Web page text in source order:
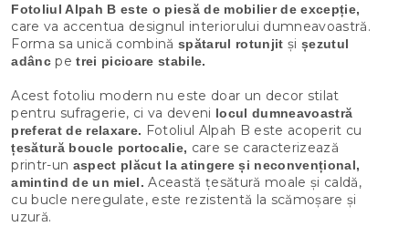
Fotoliul Alpah B este o piesă de mobilier de excepție,
care va accentua designul interiorului dumneavoastră.
Forma sa unică combină spătarul rotunjit și șezutul
adâncpetrei picioare stabile.
Acest fotoliu modern nu este doar un decor stilat
pentru sufragerie, ci va deveni locul dumneavoastră
preferat de relaxare. Fotoliul Alpah B este acoperit cu
țesătură boucle portocalie, care se caracterizează
printr-un aspect plăcut la atingere și neconvențional,
amintind de un miel. Această țesătură moale și caldă,
cu bucle neregulate, este rezistentă la scămoșare și
uzură.